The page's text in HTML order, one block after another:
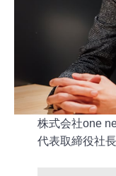
株式会社one
代表取締役社